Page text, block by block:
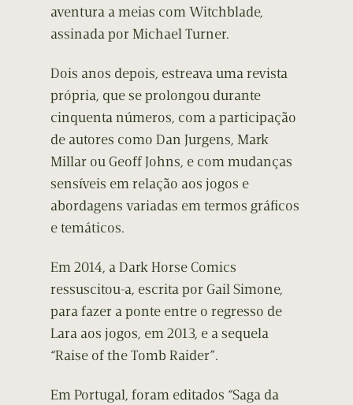
aventura a meias com Witchblade,
assinada por Michael Turner.
Dois anos depois, estreava uma revista
própria, que se prolongou durante
cinquenta números, com a participação
de autores como Dan Jurgens, Mark
Millar ou Geoff Johns, e com mudanças
sensíveis em relação aos jogos e
abordagens variadas em termos gráficos
e temáticos.
Em 2014, a Dark Horse Comics
ressuscitou-a, escrita por Gail Simone,
para fazer a ponte entre o regresso de
Lara aos jogos, em 2013, e a sequela
“Raise of the Tomb Raider”.
Em Portugal, foram editados “Saga da